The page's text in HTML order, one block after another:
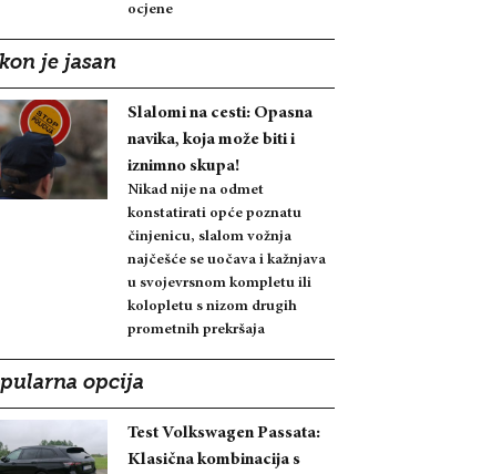
ocjene
je jasan
Slalomi na cesti: Opasna
navika, koja može biti i
iznimno skupa!
Nikad nije na odmet
konstatirati opće poznatu
činjenicu, slalom vožnja
najčešće se uočava i kažnjava
u svojevrsnom kompletu ili
kolopletu s nizom drugih
prometnih prekršaja
opcija
Test Volkswagen Passata:
Klasična kombinacija s